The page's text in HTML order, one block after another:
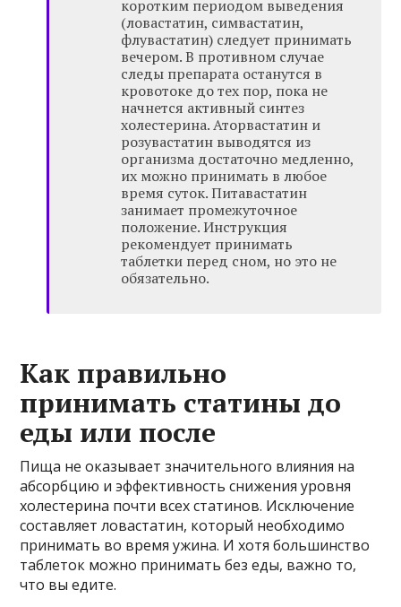
коротким периодом выведения
(ловастатин, симвастатин,
флувастатин) следует принимать
вечером. В противном случае
следы препарата останутся в
кровотоке до тех пор, пока не
начнется активный синтез
холестерина. Аторвастатин и
розувастатин выводятся из
организма достаточно медленно,
их можно принимать в любое
время суток. Питавастатин
занимает промежуточное
положение. Инструкция
рекомендует принимать
таблетки перед сном, но это не
обязательно.
Как правильно
принимать статины до
еды или после
Пища не оказывает значительного влияния на
абсорбцию и эффективность снижения уровня
холестерина почти всех статинов. Исключение
составляет ловастатин, который необходимо
принимать во время ужина. И хотя большинство
таблеток можно принимать без еды, важно то,
что вы едите.